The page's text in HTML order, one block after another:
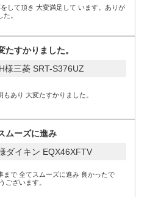
た。
すかりました。
様三菱 SRT-S376UZ
もあり 大変たすかりました。
ムーズに進み
ダイキン EQX46XFTV
まで 全てスムーズに進み 良かったで
うございます。